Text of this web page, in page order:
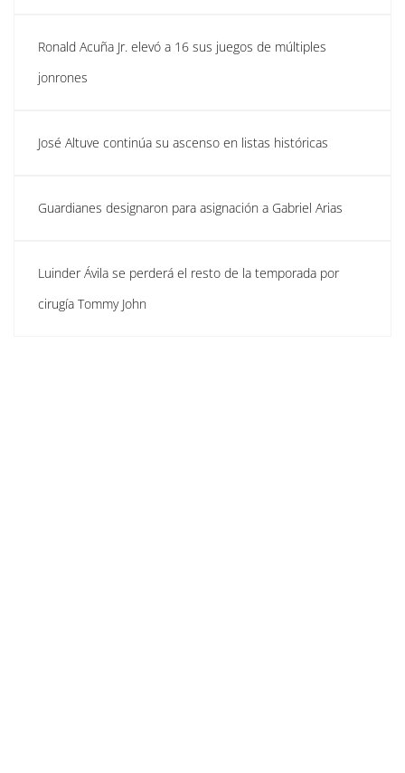
Ronald Acuña Jr. elevó a 16 sus juegos de múltiples
jonrones
José Altuve continúa su ascenso en listas históricas
Guardianes designaron para asignación a Gabriel Arias
Luinder Ávila se perderá el resto de la temporada por
cirugía Tommy John